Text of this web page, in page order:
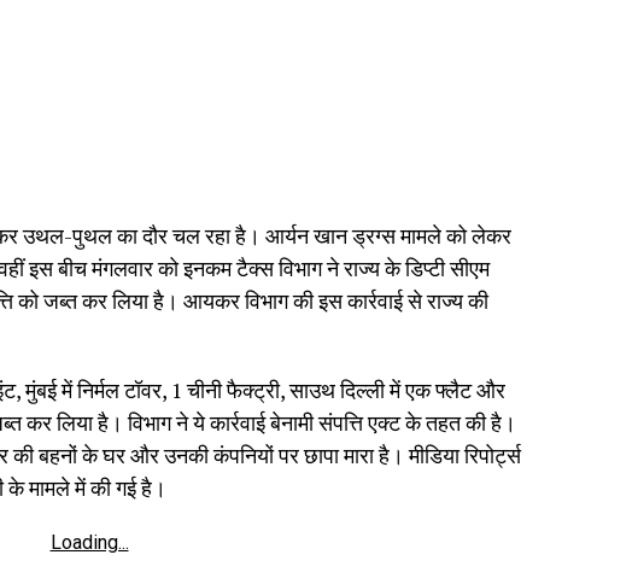
लेकर उथल-पुथल का दौर चल रहा है। आर्यन खान ड्रग्स मामले को लेकर
इस बीच मंगलवार को इनकम टैक्स विभाग ने राज्य के डिप्टी सीएम
को जब्त कर लिया है। आयकर विभाग की इस कार्रवाई से राज्य की
मुंबई में निर्मल टॉवर, 1 चीनी फैक्ट्री, साउथ दिल्ली में एक फ्लैट और
कर लिया है। विभाग ने ये कार्रवाई बेनामी संपत्ति एक्ट के तहत की है।
बहनों के घर और उनकी कंपनियों पर छापा मारा है। मीडिया रिपोर्ट्स
के मामले में की गई है।
Loading...